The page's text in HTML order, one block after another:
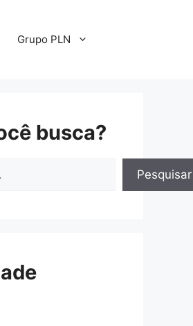
Grupo PLN
busca?
Pesquisar